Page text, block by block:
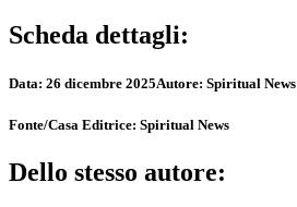
Scheda dettagli:
Data: 26 dicembre 2025Autore: Spiritual News
Fonte/Casa Editrice: Spiritual News
Dello stesso autore: